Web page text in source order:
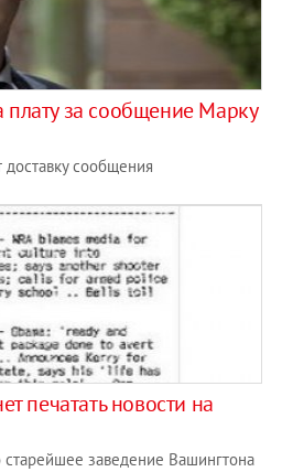
плату за сообщение Марку
доставку сообщения
печатать новости на
заведение Вашингтона